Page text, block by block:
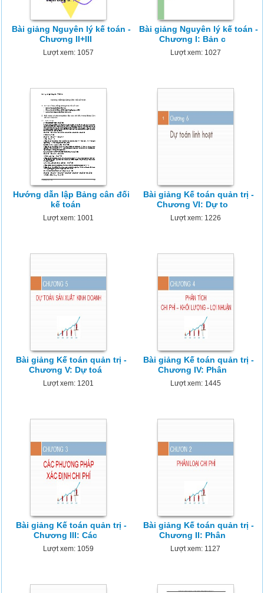
Bài giảng Nguyên lý kế toán -
Chương II+III
Lượt xem: 1057
Bài giảng Nguyên lý kế toán -
Chương I: Bản c
Lượt xem: 1027
Hướng dẫn lập Bảng cân đối
kế toán
Lượt xem: 1001
Bài giảng Kế toán quản trị -
Chương VI: Dự to
Lượt xem: 1226
Bài giảng Kế toán quản trị -
Chương V: Dự toá
Lượt xem: 1201
Bài giảng Kế toán quản trị -
Chương IV: Phân
Lượt xem: 1445
Bài giảng Kế toán quản trị -
Chương III: Các
Lượt xem: 1059
Bài giảng Kế toán quản trị -
Chương II: Phân
Lượt xem: 1127